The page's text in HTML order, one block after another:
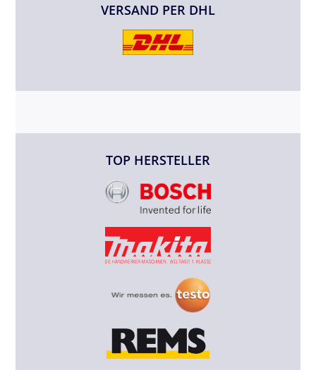
VERSAND PER DHL
TOP HERSTELLER